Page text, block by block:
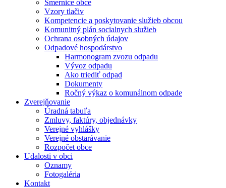
Smernice obce
Vzory tlačiv
Kompetencie a poskytovanie služieb obcou
Komunitný plán socialnych služieb
Ochrana osobných údajov
Odpadové hospodárstvo
Harmonogram zvozu odpadu
Vývoz odpadu
Ako triediť odpad
Dokumenty
Ročný výkaz o komunálnom odpade
Zverejňovanie
Úradná tabuľa
Zmluvy, faktúry, objednávky
Verejné vyhlášky
Verejné obstarávanie
Rozpočet obce
Udalosti v obci
Oznamy
Fotogaléria
Kontakt